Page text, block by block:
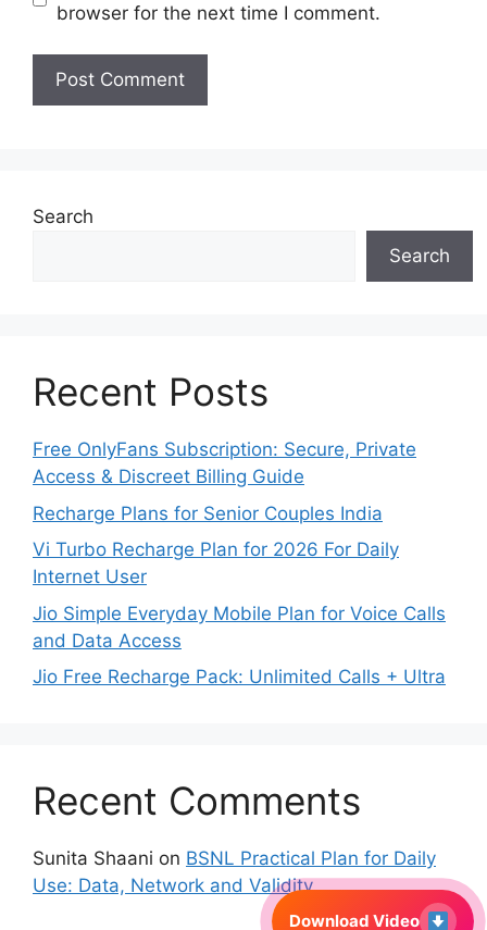
Download Video
browser for the next time I comment.
Search
Search
Recent Posts
Free OnlyFans Subscription: Secure, Private
Access & Discreet Billing Guide
Recharge Plans for Senior Couples India
Vi Turbo Recharge Plan for 2026 For Daily
Internet User
Jio Simple Everyday Mobile Plan for Voice Calls
and Data Access
Jio Free Recharge Pack: Unlimited Calls + Ultra
Recent Comments
Sunita Shaani on BSNL Practical Plan for Daily
Use: Data, Network and Validity